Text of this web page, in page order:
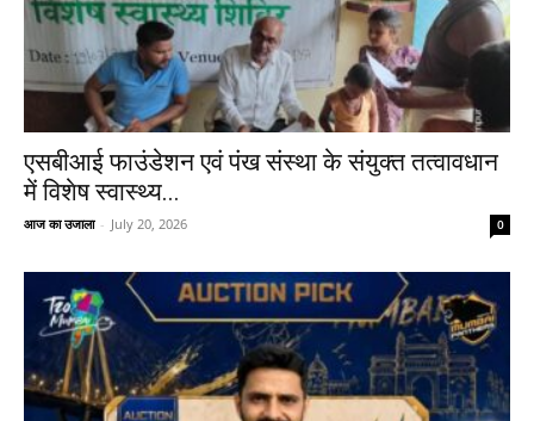
एसबीआई फाउंडेशन एवं पंख संस्था के संयुक्त तत्वावधान
में विशेष स्वास्थ्य...
आज का उजाला - July 20, 2026 0